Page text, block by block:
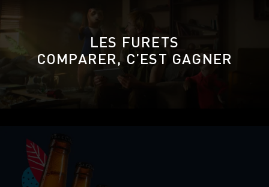
LES FURETS
COMPARER, C’EST GAGNER